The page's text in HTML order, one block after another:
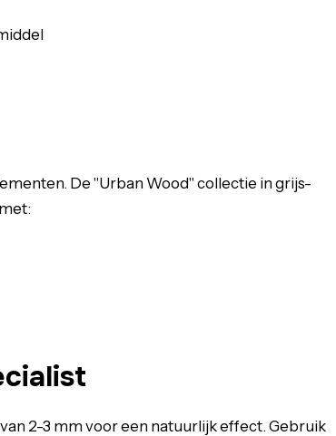
De "Urban Wood" collectie in grijs-
2-3 mm voor een natuurlijk effect. Gebruik